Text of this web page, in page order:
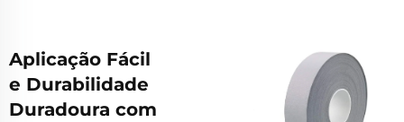
Aplicação Fácil
e Durabilidade
Duradoura com